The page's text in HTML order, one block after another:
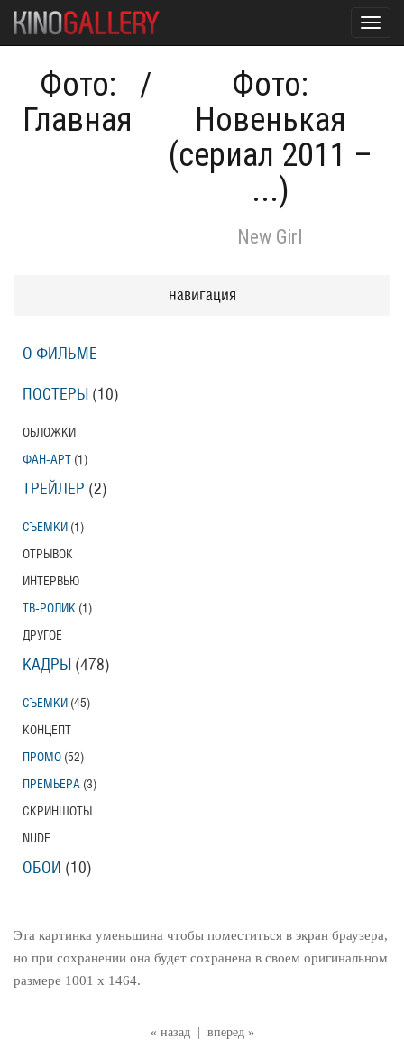
Фото:
Главная
/
Фото:
Новенькая
(сериал 2011 –
...)
New Girl
« назад
вперед »
Эта картинка уменьшина чтобы поместиться в экран браузера,
но при сохранении она будет сохранена в своем оригинальном
размере 1001 x 1464.
навигация
О ФИЛЬМЕ
ПОСТЕРЫ (10)
ОБЛОЖКИ
ФАН-АРТ (1)
ТРЕЙЛЕР (2)
СЪЕМКИ (1)
ОТРЫВОК
ИНТЕРВЬЮ
ТВ-РОЛИК (1)
ДРУГОЕ
КАДРЫ (478)
СЪЕМКИ (45)
КОНЦЕПТ
ПРОМО (52)
ПРЕМЬЕРА (3)
СКРИНШОТЫ
NUDE
ОБОИ (10)